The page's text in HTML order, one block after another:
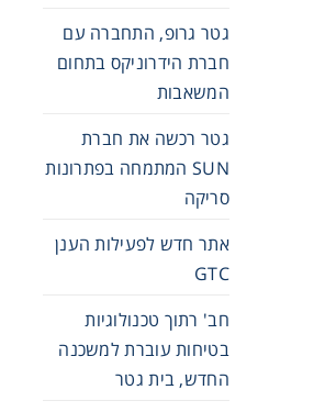
גטר גרופ, התחברה עם
חברת הידרוניקס בתחום
המשאבות
גטר רכשה את חברת
SUN המתמחה בפתרונות
סריקה
אתר חדש לפעילות הענן
GTC
חב' רתוך טכנולוגיות
בטיחות עוברת למשכנה
החדש, בית גטר